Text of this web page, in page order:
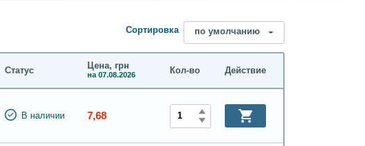
Сортировка по умолчанию
Статус Цена, грн
на 07.08.2026 Кол-во Действие
В наличии 7,68